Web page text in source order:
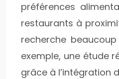
préférences
restaurants à
recherche
exemple, une étude
grâce à l’intégration